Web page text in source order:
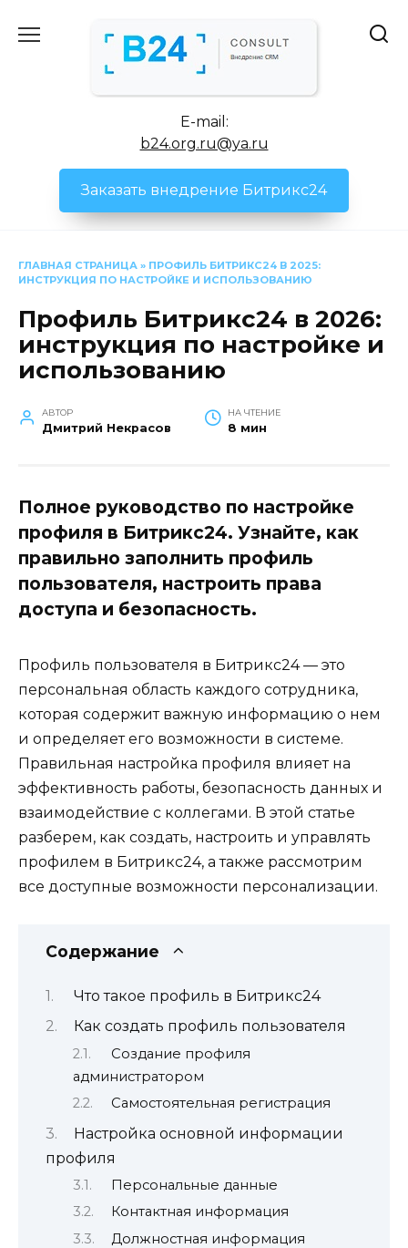
E-mail:
b24.org.ru@ya.ru
Заказать внедрение Битрикс24
ГЛАВНАЯ СТРАНИЦА » ПРОФИЛЬ БИТРИКС24 В 2025:
ИНСТРУКЦИЯ ПО НАСТРОЙКЕ И ИСПОЛЬЗОВАНИЮ
Профиль Битрикс24 в 2026:
инструкция по настройке и
использованию
АВТОР
Дмитрий Некрасов
НА ЧТЕНИЕ
8 мин
Полное руководство по настройке
профиля в Битрикс24. Узнайте, как
правильно заполнить профиль
пользователя, настроить права
доступа и безопасность.
Профиль пользователя в Битрикс24 — это
персональная область каждого сотрудника,
которая содержит важную информацию о нем
и определяет его возможности в системе.
Правильная настройка профиля влияет на
эффективность работы, безопасность данных и
взаимодействие с коллегами. В этой статье
разберем, как создать, настроить и управлять
профилем в Битрикс24, а также рассмотрим
все доступные возможности персонализации.
Содержание
Что такое профиль в Битрикс24
Как создать профиль пользователя
Создание профиля
администратором
Самостоятельная регистрация
Настройка основной информации
профиля
Персональные данные
Контактная информация
Должностная информация